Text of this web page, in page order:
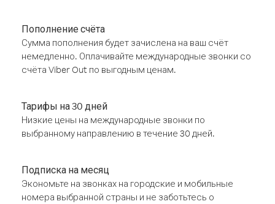
Пополнение счёта
Сумма пополнения будет зачислена на ваш счёт
немедленно. Оплачивайте международные звонки со
счёта Viber Out по выгодным ценам.
Тарифы на 30 дней
Низкие цены на международные звонки по
выбранному направлению в течение 30 дней.
Подписка на месяц
Экономьте на звонках на городские и мобильные
номера выбранной страны и не заботьтесь о